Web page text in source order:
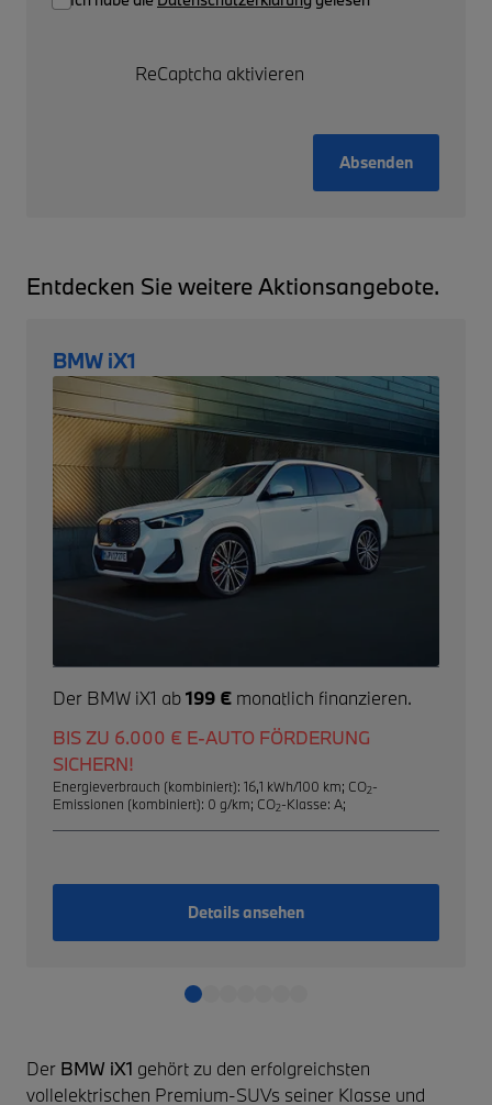
ReCaptcha aktivieren
Absenden
Entdecken Sie weitere Aktionsangebote.
BMW iX1
Der BMW iX1 ab199 € monatlich finanzieren.
BIS ZU 6.000 € E-AUTO FÖRDERUNG
SICHERN!
Energieverbrauch (kombiniert): 16,1 kWh/100 km; CO2-
Emissionen (kombiniert): 0 g/km; CO2-Klasse: A;
Details ansehen
Der BMW iX1 gehört zu den erfolgreichsten
vollelektrischen Premium-SUVs seiner Klasse und